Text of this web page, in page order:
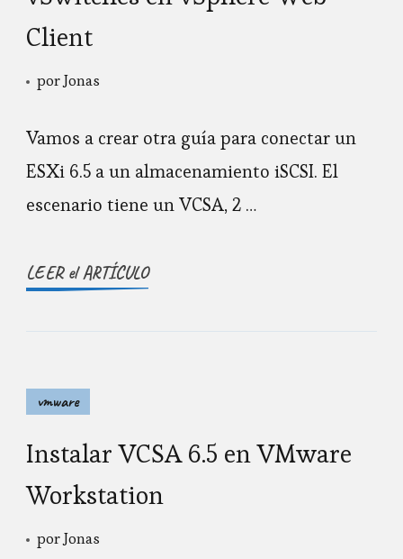
Client
porJonas
Vamos a crear otra guía para conectar un
ESXi 6.5 a un almacenamiento iSCSI. El
escenario tiene un VCSA, 2 …
LEER el ARTÍCULO
vmware
Instalar VCSA 6.5 en VMware
Workstation
porJonas